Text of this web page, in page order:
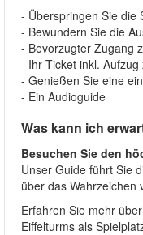
- Überspringen Sie die
- Bewundern Sie die
- Bevorzugter Zugang
- Ihr Ticket inkl.
- Genießen Sie eine
- Ein Audioguide
Was kann ich
Besuchen Sie den
Unser Guide führt Sie
über das Wahrzeichen
Erfahren Sie mehr
Eiffelturms als